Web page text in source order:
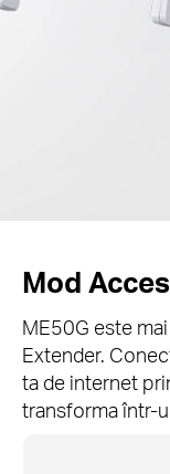
Mod
ME50G este
Extender.
ta de internet
transforma într-